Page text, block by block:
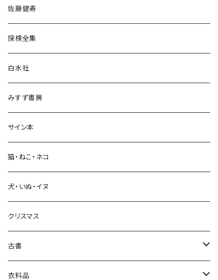
民族・風習
言語・ことば
生活・暮らし
芸術・絵画・写真
絵本・児童書
娯楽・エンターテインメント
佐藤健寿
探検全集
白水社
みすず書房
サイン本
猫・ねこ・ネコ
犬・いぬ・イヌ
クリスマス
古書
古書セット
衣料品